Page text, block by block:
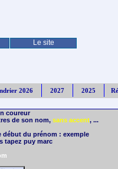
Le site
2026 2027 2025
coureur
de son nom, sans accent, ...
début du prénom : exemple
tapez puy marc